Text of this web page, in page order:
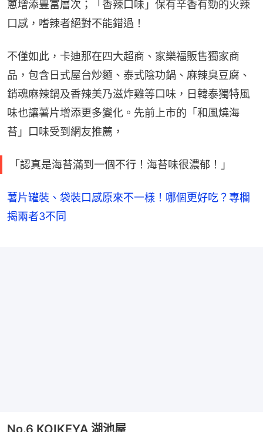
蔥增添豐富層次；「香辣口味」保有辛香有勁的火辣
口感，嗜辣者絕對不能錯過！
不僅如此，卡迪那在四大超商、家樂福販售獨家商
品，包含日式屋台炒麵、泰式陰功鍋、麻辣臭豆腐、
銷魂麻辣鍋及香辣美乃滋炸雞等口味，日韓泰獨特風
味也讓薯片增添更多變化。先前上市的「和風燒海
苔」口味受到網友推薦，
「認真是海苔滿到一個不行！海苔味很濃郁！」
薯片罐裝、袋裝口感原來不一樣！哪個更好吃？專欄
揭兩者3不同